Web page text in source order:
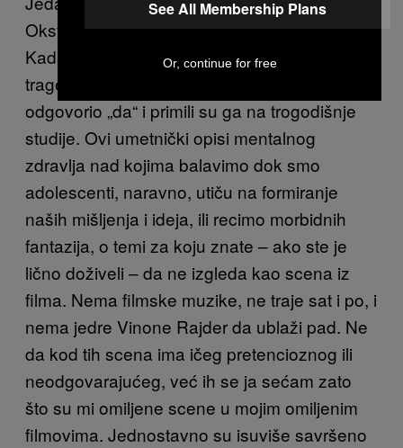
Oksfordu da upiše englesku književnost.
Kada su ga na prijemnom pitali, „Da li
tragedija može da bude lepa“, on je
odgovorio „da“ i primili su ga na trogodišnje
studije. Ovi umetnički opisi mentalnog
zdravlja nad kojima balavimo dok smo
adolescenti, naravno, utiču na formiranje
naših mišljenja i ideja, ili recimo morbidnih
fantazija, o temi za koju znate – ako ste je
lično doživeli – da ne izgleda kao scena iz
filma. Nema filmske muzike, ne traje sat i po, i
nema jedre Vinone Rajder da ublaži pad. Ne
da kod tih scena ima ičeg pretencioznog ili
neodgovarajućeg, već ih se ja sećam zato
što su mi omiljene scene u mojim omiljenim
filmovima. Jednostavno su isuviše savršeno
See All Membership Plans
Or, continue for free